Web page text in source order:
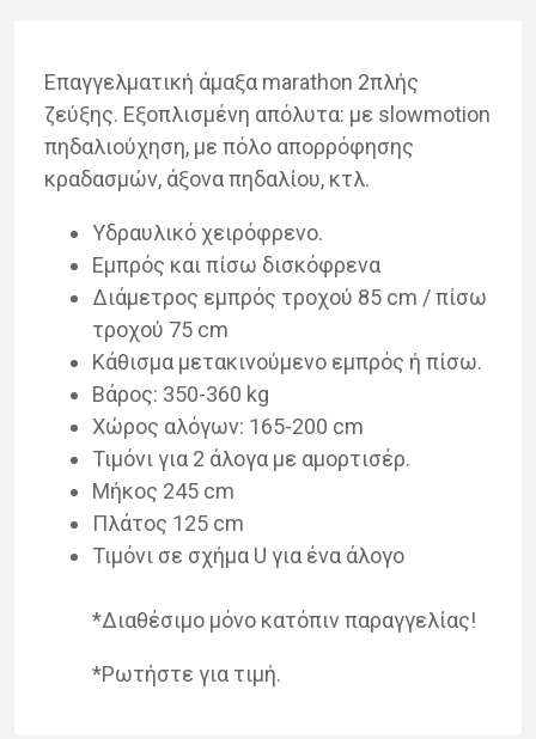
Επαγγελματική άμαξα marathon 2πλής
ζεύξης. Εξοπλισμένη απόλυτα: με slowmotion
πηδαλιούχηση, με πόλο απορρόφησης
κραδασμών, άξονα πηδαλίου, κτλ.
Υδραυλικό χειρόφρενο.
Εμπρός και πίσω δισκόφρενα
Διάμετρος εμπρός τροχού 85 cm / πίσω
τροχού 75 cm
Κάθισμα μετακινούμενο εμπρός ή πίσω.
Βάρος: 350-360 kg
Χώρος αλόγων: 165-200 cm
Τιμόνι για 2 άλογα με αμορτισέρ.
Μήκος 245 cm
Πλάτος 125 cm
Τιμόνι σε σχήμα U για ένα άλογο
*Δια­θέ­σι­μο μόνο κα­τό­πιν πα­ραγ­γε­λί­ας!
*Ρωτήστε για τιμή.